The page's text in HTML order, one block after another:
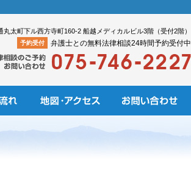
太町下ル西方寺町160-2 船越メディカルビル3階（受付2階）
弁護士との無料法律相談24時間予約受付中
予約受付